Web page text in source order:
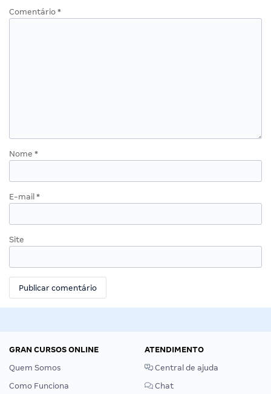
Comentário *
Nome *
E-mail *
Site
GRAN CURSOS ONLINE
Quem Somos
Como Funciona
ATENDIMENTO
Central de ajuda
Chat